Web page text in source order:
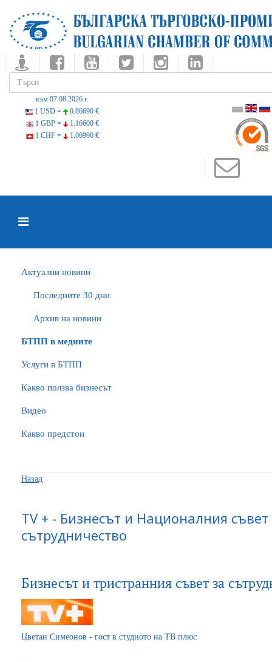
към 07.08.2026 г.
1 USD =
0.86690 €
1 GBP =
1.16600 €
1 CHF =
1.06990 €
Актуални новини
Последните 30 дни
Архив на новини
БTПП в медиите
Услуги в БТПП
Какво ползва бизнесът
Видео
Какво предстои
Назад
TV + - Бизнесът и Националния
сътрудничество
Бизнесът и тристранния съвет за
Цветан Симеонов - гост в студиото на ТВ плюс